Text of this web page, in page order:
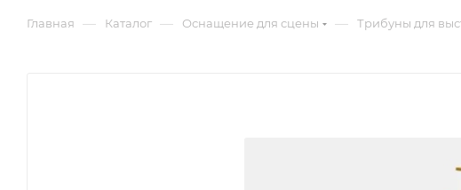
Главная — Каталог — Оснащение для сцены — Трибуны для